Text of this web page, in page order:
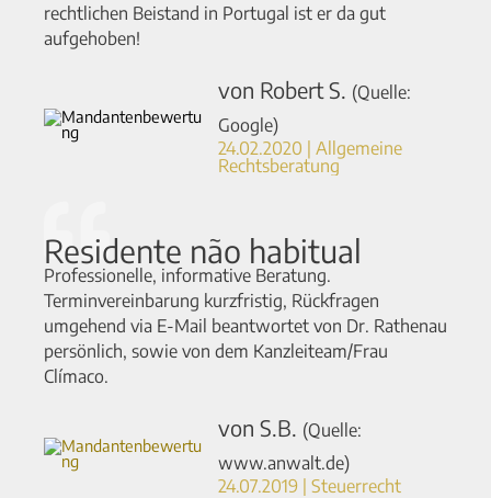
rechtlichen Beistand in Portugal ist er da gut
aufgehoben!
von Robert S. (Quelle:
Google)
24.02.2020 | Allgemeine
Rechtsberatung
Residente não habitual
Professionelle, informative Beratung.
Terminvereinbarung kurzfristig, Rückfragen
umgehend via E-Mail beantwortet von Dr. Rathenau
persönlich, sowie von dem Kanzleiteam/Frau
Clímaco.
von S.B. (Quelle:
www.anwalt.de)
24.07.2019 | Steuerrecht